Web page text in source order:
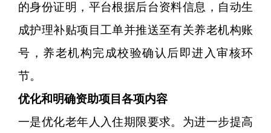
的身份证明，平台根据后台资料信息，自动生
成护理补贴项目工单并推送至有关养老机构账
号，养老机构完成校验确认后即进入审核环
节。
优化和明确资助项目各项内容
一是优化老年人入住期限要求。为进一步提高